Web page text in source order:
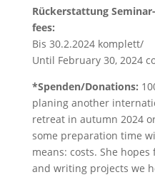
Rückerstattung
fees:
Bis 30.2.2024 komplett/
Until February 30, 2024
*Spenden/Donations:
planing another
retreat in autumn 2024
some preparation time
means: costs. She
and writing projects we